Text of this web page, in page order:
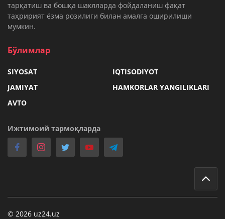
тарқатиш ва бошқа шаклларда фойдаланиш фақат
таҳририят ёзма розилиги билан амалга оширилиши
мумкин.
Бўлимлар
SIYOSAT
IQTISODIYOT
JAMIYAT
HAMKORLAR YANGILIKLARI
AVTO
Ижтимоий тармоқларда
© 2026 uz24.uz